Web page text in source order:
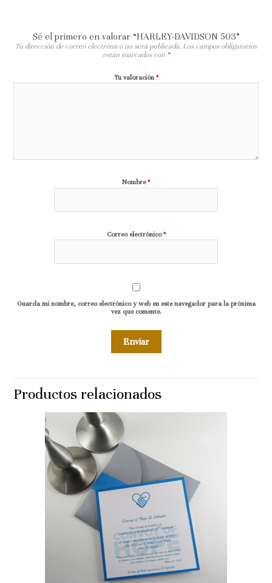
Sé el primero en valorar “HARLEY-DAVIDSON 503”
Tu dirección de correo electrónico no será publicada. Los campos obligatorios
están marcados con *
Tu valoración *
Nombre*
Correo electrónico*
Guarda mi nombre, correo electrónico y web en este navegador para la próxima
vez que comente.
Productos relacionados